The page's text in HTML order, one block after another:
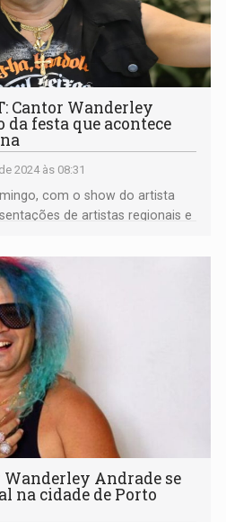
Cantor Wanderley
da festa que acontece
2024 às 08:31
com o show do artista
de artistas regionais e
Wanderley Andrade se
na cidade de Porto